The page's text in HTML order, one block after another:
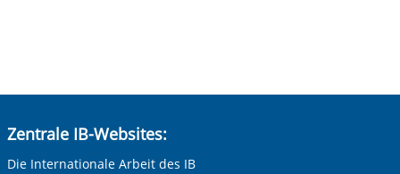
Zentrale IB-Websites:
Die Internationale Arbeit des IB